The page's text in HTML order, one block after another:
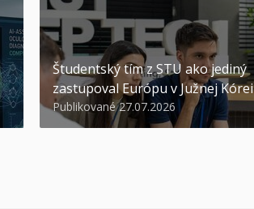
Študentský tím z STU ako jediný
zastupoval Európu v Južnej Kórei
Publikované 27.07.2026